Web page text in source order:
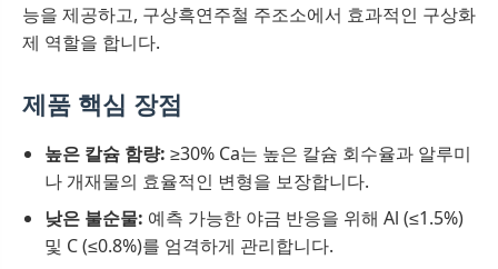
능을 제공하고, 구상흑연주철 주조소에서 효과적인 구상화
제 역할을 합니다.
제품 핵심 장점
높은 칼슘 함량: ≥30% Ca는 높은 칼슘 회수율과 알루미
나 개재물의 효율적인 변형을 보장합니다.
낮은 불순물: 예측 가능한 야금 반응을 위해 Al (≤1.5%)
및 C (≤0.8%)를 엄격하게 관리합니다.